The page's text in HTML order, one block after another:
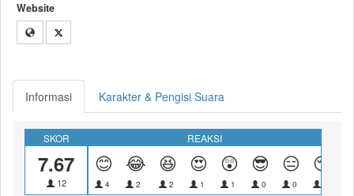
Website
Informasi Karakter & Pengisi Suara
SKOR
7.67
12
REAKSI
😊
4
😂
2
😆
2
😍
1
😲
1
😎
0
😑
0
😴